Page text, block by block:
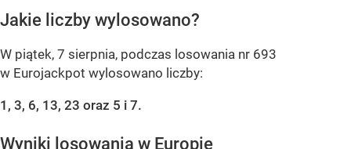
Jakie liczby wylosowano?
W piątek, 7 sierpnia, podczas losowania nr 693
w Eurojackpot wylosowano liczby:
1, 3, 6, 13, 23 oraz 5 i 7.
Wyniki losowania w Europie